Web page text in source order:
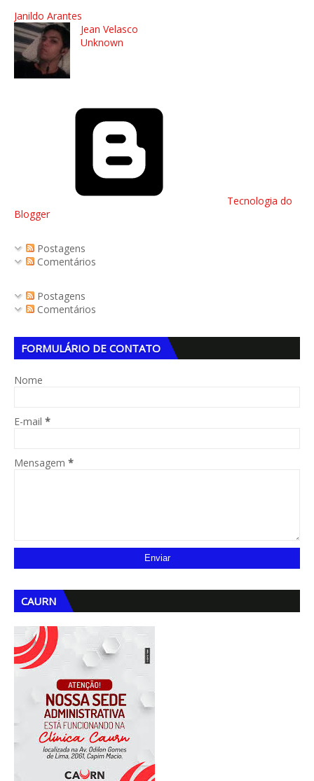
Janildo Arantes
Jean Velasco
Unknown
Tecnologia do
Blogger
Postagens
Comentários
Postagens
Comentários
FORMULÁRIO DE CONTATO
Nome
E-mail *
Mensagem *
CAURN